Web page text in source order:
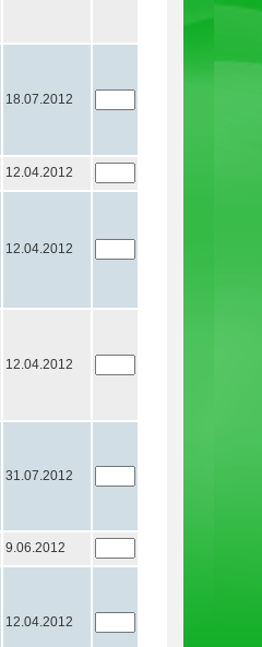
18.07.2012
12.04.2012
12.04.2012
12.04.2012
31.07.2012
9.06.2012
12.04.2012